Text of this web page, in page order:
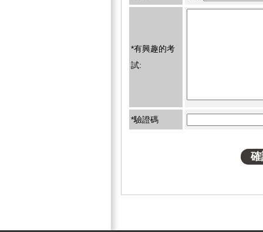
*有興趣的考
試:
*驗證碼